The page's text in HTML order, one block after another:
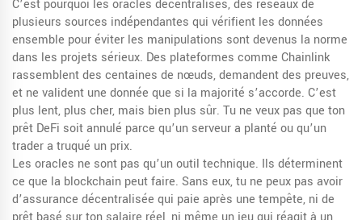
C’est pourquoi les oracles décentralisés,des réseaux de
plusieurs sources indépendantes qui vérifient les données
ensemble pour éviter les manipulations sont devenus la norme
dans les projets sérieux. Des plateformes comme Chainlink
rassemblent des centaines de nœuds, demandent des preuves,
et ne valident une donnée que si la majorité s’accorde. C’est
plus lent, plus cher, mais bien plus sûr. Tu ne veux pas que ton
prêt DeFi soit annulé parce qu’un serveur a planté ou qu’un
trader a truqué un prix.
Les oracles ne sont pas qu’un outil technique. Ils déterminent
ce que la blockchain peut faire. Sans eux, tu ne peux pas avoir
d’assurance décentralisée qui paie après une tempête, ni de